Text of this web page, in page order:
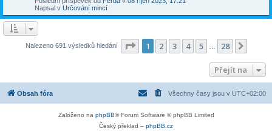
e
k
í
s
p
k
v
ý
p
p
Napsal v Určování mincí
Nalezeno 691 výsledků hledání Stránka z 28
1 2 3 4 5 28
Přejít na
Obsah fóra Všechny časy jsou v UTC+02:00
Založeno na phpBB® Forum Software © phpBB Limited
Český překlad – phpBB.cz